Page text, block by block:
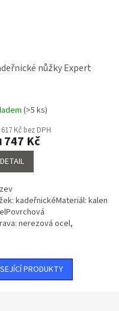
nůžky Expert
(>5 ks)
Kč bez DPH
747 Kč
DETAIL
kadeřnickéMateriál: kalená
nerezová ocel,
délka...
PRODUKTY